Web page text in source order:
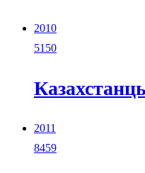
2010
5150
2011
8459